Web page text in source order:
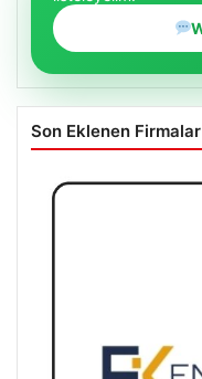
Son Eklenen Firmalar